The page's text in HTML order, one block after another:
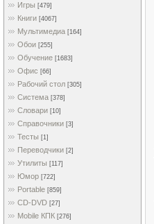
Игры [479]
Книги [4067]
Мультимедиа [164]
Обои [255]
Обучение [1683]
Офис [66]
Рабочий стол [305]
Система [378]
Словари [10]
Справочники [3]
Тесты [1]
Переводчики [2]
Утилиты [117]
Юмор [722]
Portable [859]
CD-DVD [27]
Mobile КПК [276]